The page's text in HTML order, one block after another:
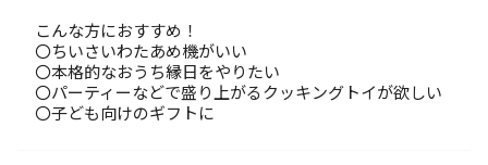
こんな方におすすめ！
〇ちいさいわたあめ機がいい
〇本格的なおうち縁日をやりたい
〇パーティーなどで盛り上がるクッキングトイが欲しい
〇子ども向けのギフトに